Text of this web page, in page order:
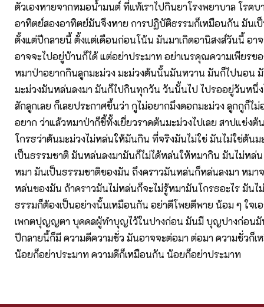
ตัวเองหายจากหมอน้ำมนต์ ที่แท้เราไปกินยาโรงพยาบาล โรคบ
อาทิตย์สองอาทิตย์มันจึงหาย การปฏิบัติธรรมก็เหมือนกัน มันเป็
ตั้งแต่ปีกลายนี้ ตั้งแต่เดือนก่อนโน้น มันมาเกิดอานิสงส์วันนี้ อา
อาจจะไปอยู่บ้านก็ได้ แต่อย่าประมาท อย่าเนรคุณความเพียรขอ
หมาป่าอยากกินลูกมะม่วง มะม่วงต้นนั้นมันหวาน มันก็ไปนอน
มะม่วงมันหล่นลงมา มันก็ไปกินทุกวัน วันนั้นไป ไปรออยู่วันหนึ่ง
สักลูกเลย ก็เลยประกาศขึ้นว่า กูไม่อยากมึงดอกมะม่วง ลูกกูก็ไม่
อยาก ว่าแล้วหมาป่าก็ขี้ทั้งเยี่ยวราดต้นมะม่วงไปเลย สาปแช่งต้
โกรธว่าต้นมะม่วงไม่หล่นให้มันกิน ที่จริงมันไม่ใช่ มันไม่ใช่ต้น
เป็นธรรมชาติ มันหล่นลงมามันก็ไม่ได้หล่นให้หมากิน มันไม่หล่
หมา มันเป็นธรรมชาติของมัน ถึงคราวมันหล่นก็หล่นลงมา หมา
หล่นของมัน ถ้าคราวมันไม่หล่นก็จะไม่รู้หมามันโกรธอะไร มัน
ธรรมก็ต้องเป็นอย่างนั้นเหมือนกัน อย่าตีโพยตีพาย น้อม ๆ ใจเ
เพกตปุญญตา บุคคลผู้ทำบุญไว้ในปางก่อน มันมี บุญปางก่อนมั
ปีกลายนี้ก็มี ความดีความชั่ว มันอาจจะต่อมา ต่อมา ความชั่วก็
น้อยก็อย่าประมาท ความดีก็เหมือนกัน น้อยก็อย่าประมาท